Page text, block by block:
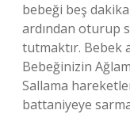
bebeği beş
ardından oturup
tutmaktır. Bebek
Bebeğinizin
Sallama
battaniyeye